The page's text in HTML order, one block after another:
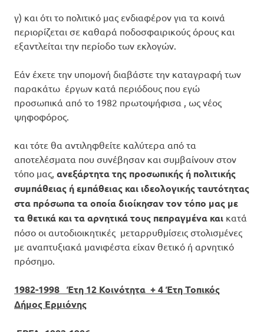
γ) και ότι το πολιτικό μας ενδιαφέρον για τα κοινά
περιορίζεται σε καθαρά ποδοσφαιρικούς όρους και
εξαντλείται την περίοδο των εκλογών.
Εάν έχετε την υπομονή διαβάστε την καταγραφή των
παρακάτω έργων κατά περιόδους που εγώ
προσωπικά από το 1982 πρωτοψήφισα , ως νέος
ψηφοφόρος.
και τότε θα αντιληφθείτε καλύτερα από τα
αποτελέσματα που συνέβησαν και συμβαίνουν στον
τόπο μας, ανεξάρτητα της προσωπικής ή πολιτικής
συμπάθειας ή εμπάθειας και ιδεολογικής ταυτότητας
στα πρόσωπα τα οποία διοίκησαν τον τόπο μας με
τα θετικά και τα αρνητικά τους πεπραγμένα και κατά
πόσο οι αυτοδιοικητικές μεταρρυθμίσεις στολισμένες
με αναπτυξιακά μανιφέστα είχαν θετικό ή αρνητικό
πρόσημο.
1982-1998 Έτη 12 Κοινότητα + 4 Έτη Τοπικός
Δήμος Ερμιόνης